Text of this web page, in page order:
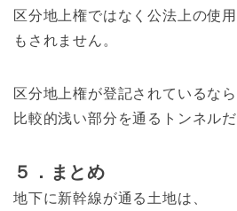
区分地上権ではなく公法上の使
もされません。
区分地上権が登記されているなら
比較的浅い部分を通るトンネル
５．まとめ
地下に新幹線が通る土地は、